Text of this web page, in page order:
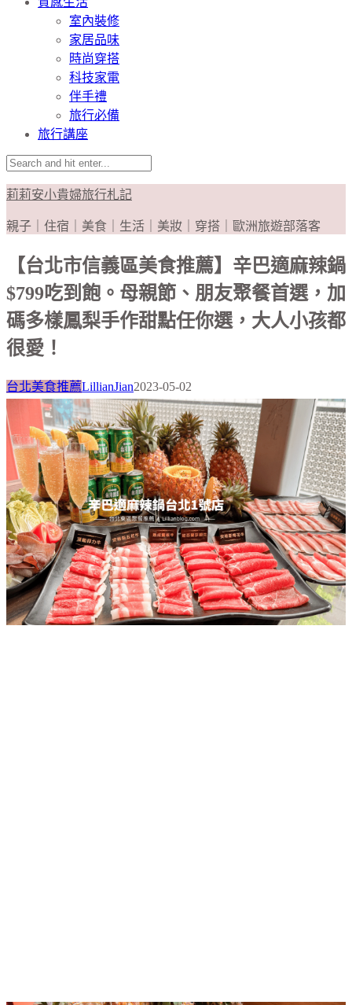
室內裝修
家居品味
時尚穿搭
科技家電
伴手禮
旅行必備
旅行講座
莉莉安小貴婦旅行札記
親子｜住宿｜美食｜生活｜美妝｜穿搭｜歐洲旅遊部落客
【台北市信義區美食推薦】辛巴適麻辣鍋
$799吃到飽。母親節、朋友聚餐首選，加
碼多樣鳳梨手作甜點任你選，大人小孩都
很愛！
台北美食推薦LillianJian2023-05-02